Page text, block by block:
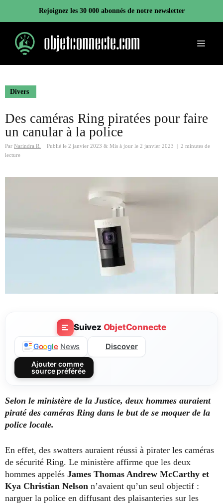
contenu
Rejoignez les 30 000 abonnés de notre newsletter
Menu
Divers
Des caméras Ring piratées pour faire
un canular à la police
Par Narindra R. Publié le 2 janvier 2023 & Mis à jour le 2 janvier 2023
2 minutes de
lecture
Suivez ObjetConnecte
Google News Discover
Ajouter comme
source préférée
Selon le ministère de la Justice, deux hommes auraient
piraté des caméras Ring dans le but de se moquer de la
police locale.
En effet, des swatters auraient réussi à pirater les caméras
de sécurité Ring. Le ministère affirme que les deux
hommes appelés James Thomas Andrew McCarthy et
Kya Christian Nelson n’avaient qu’un seul objectif :
narguer la police en diffusant des plaisanteries sur les